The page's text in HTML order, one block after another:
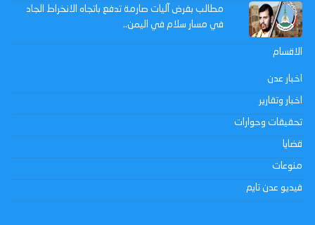
مطالب بفرض آليات صارمة تدفع باتجاه الانخراط الجاد
في مسار سلام في اليمن..
الاقسام
اخبار عدن
اخبار وتقارير
تحقيقات وحوارات
قضايا
منوعات
فيديو عدن تايم